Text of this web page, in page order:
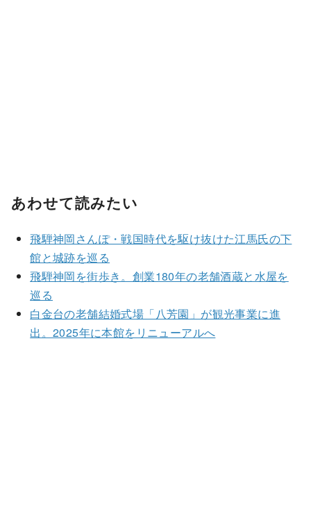
あわせて読みたい
飛騨神岡さんぽ・戦国時代を駆け抜けた江馬氏の下
館と城跡を巡る
飛騨神岡を街歩き。創業180年の老舗酒蔵と水屋を
巡る
白金台の老舗結婚式場「八芳園」が観光事業に進
出。2025年に本館をリニューアルへ